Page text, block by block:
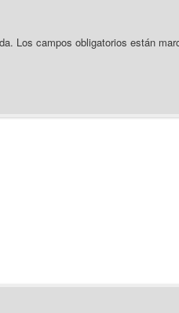
Los campos obligatorios están